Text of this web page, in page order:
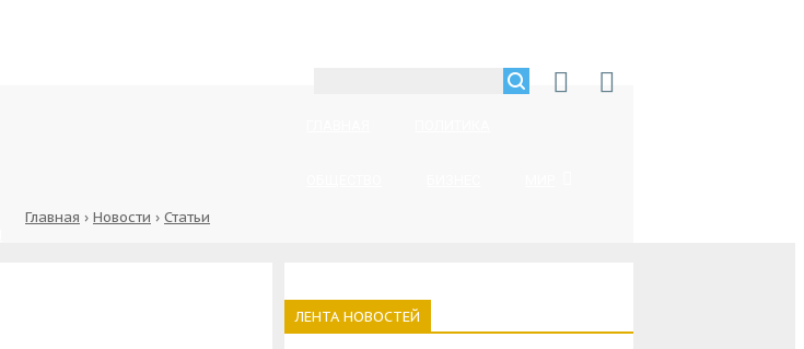
Главная › Новости › Статьи
ЛЕНТА НОВОСТЕЙ